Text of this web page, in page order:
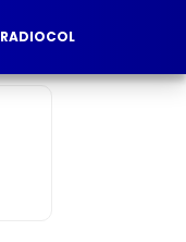
RADIOCOL